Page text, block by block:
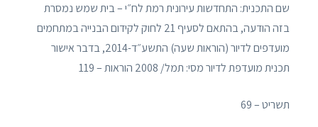
שם התכנית: התחדשות עירונית רמת לח״י – בית שמש נמסרת
בזה הודעה, בהתאם לסעיף 21 לחוק לקידום הבנייה במתחמים
מועדפים לדיור (הוראות שעה) התשע״ד-2014, בדבר אישור
תכנית מועדפת לדיור מסי: תמל/ 2008 הוראות – 119
תשריט – 69